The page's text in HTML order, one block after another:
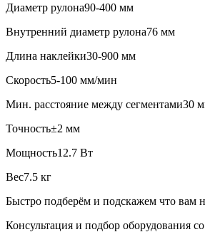
Диаметр рулона90-400 мм
Внутренний диаметр рулона76 мм
Длина наклейки30-900 мм
Скорость5-100 мм/мин
Мин. расстояние между сегментами30
Точность±2 мм
Мощность12.7 Вт
Вес7.5 кг
Быстро подберём и подскажем что вам
Консультация и подбор оборудования